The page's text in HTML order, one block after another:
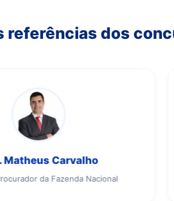
referências dos
Matheus Carvalho
da Fazenda Nacional